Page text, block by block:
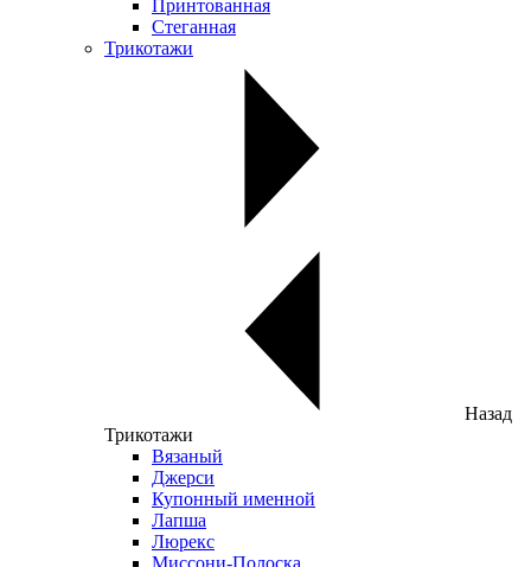
Принтованная
Стеганная
Трикотажи
Назад
Трикотажи
Вязаный
Джерси
Купонный именной
Лапша
Люрекс
Миссони-Полоска